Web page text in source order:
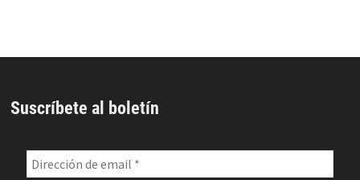
Suscríbete al boletín